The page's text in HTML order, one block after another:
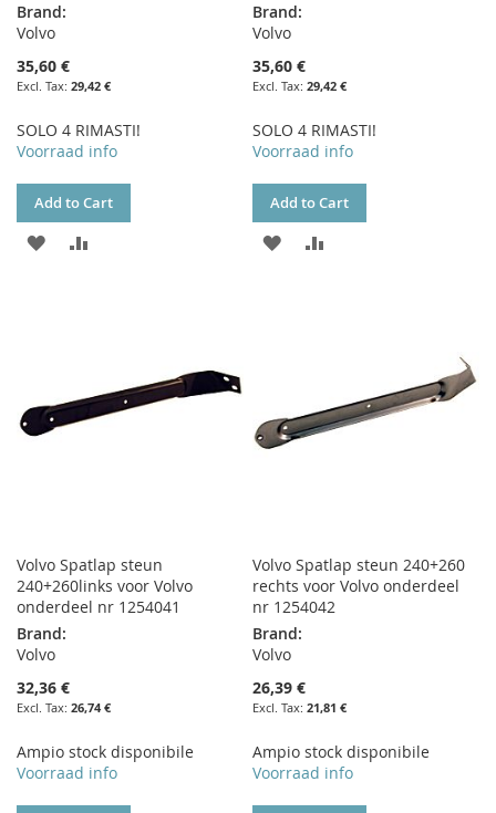
Brand:
Volvo
35,60 €
29,42 €
SOLO 4 RIMASTI!
Voorraad info
Add to Cart
ADD
Brand:
Volvo
35,60 €
29,42 €
SOLO 4 RIMASTI!
Voorraad info
Add to Cart
ADD
Volvo Spatlap steun
240+260links voor Volvo
onderdeel nr 1254041
Brand:
Volvo
32,36 €
26,74 €
Ampio stock disponibile
Voorraad info
Volvo Spatlap steun 240+260
rechts voor Volvo onderdeel
nr 1254042
Brand:
Volvo
26,39 €
21,81 €
Ampio stock disponibile
Voorraad info